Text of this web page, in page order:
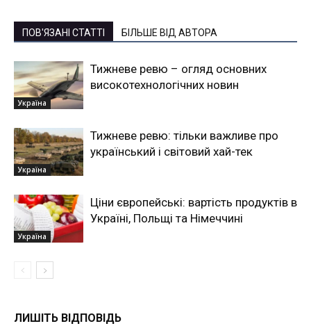
ПОВ'ЯЗАНІ СТАТТІ БІЛЬШЕ ВІД АВТОРА
Україна
Тижневе ревю – огляд основних
високотехнологічних новин
Україна
Тижневе ревю: тільки важливе про
український і світовий хай-тек
Україна
Ціни європейські: вартість продуктів в
Україні, Польщі та Німеччині
ЛИШІТЬ ВІДПОВІДЬ